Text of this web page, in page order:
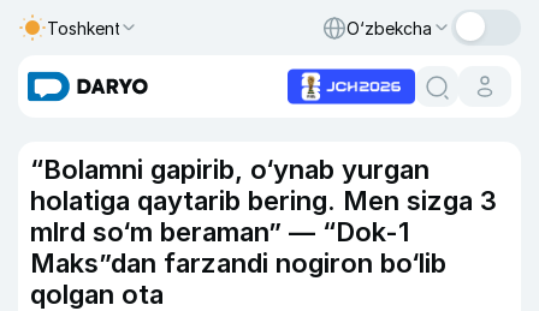
Toshkent O‘zbekcha
“Bolamni gapirib, o‘ynab yurgan
holatiga qaytarib bering. Men sizga 3
mlrd so‘m beraman” — “Dok-1
Maks”dan farzandi nogiron bo‘lib
qolgan ota